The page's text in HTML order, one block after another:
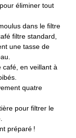
éliminer tout
dans le filtre
filtre standard,
une tasse de
café, en veillant à
quatre
pour filtrer le
préparé !